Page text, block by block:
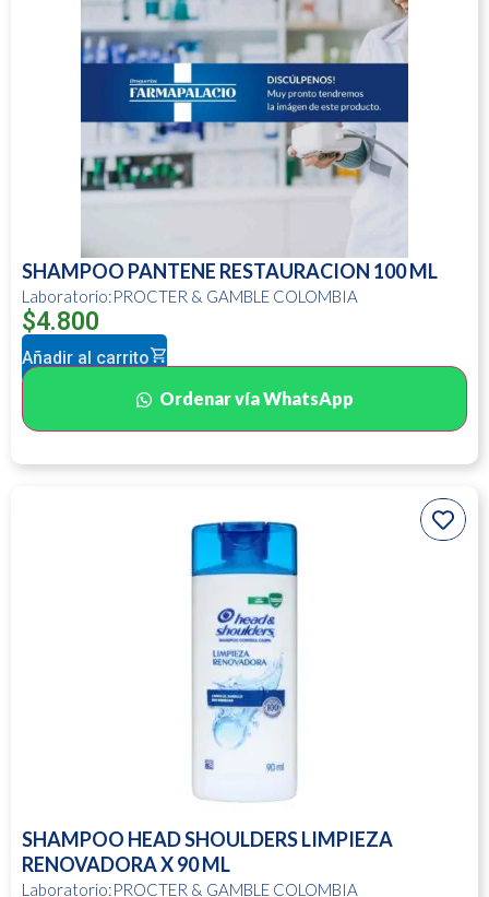
SHAMPOO PANTENE RESTAURACION 100 ML
Laboratorio:PROCTER & GAMBLE COLOMBIA
$4.800
Añadir al carrito
Ordenar vía WhatsApp
SHAMPOO HEAD SHOULDERS LIMPIEZA
RENOVADORA X 90 ML
Laboratorio:PROCTER & GAMBLE COLOMBIA